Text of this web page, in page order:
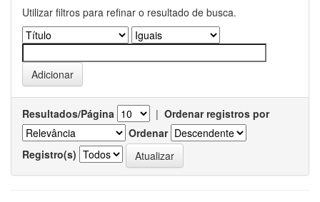
Utilizar filtros para refinar o resultado de busca.
Resultados/Página | Ordenar registros por
Ordenar
Registro(s)